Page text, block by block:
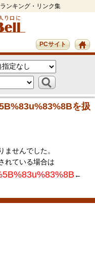
ンキング・リンク集
PCサイト
を扱
せんでした。
れている場合は
←